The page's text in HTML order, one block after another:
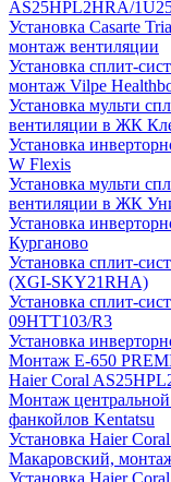
AS25HPL2HRA/
Установка Casarte
монтаж вентиляции
Установка сплит-
монтаж Vilpe
Установка мульти
вентиляции в ЖК
Установка
W Flexis
Установка мульти
вентиляции в ЖК
Установка
Курганово
Установка сплит-
(XGI-SKY21RHA)
Установка сплит-
09HTT103/R3
Установка
Монтаж E-650
Haier Coral
Монтаж
фанкойлов Kentatsu
Установка Haier
Макаровский,
Установка Haier